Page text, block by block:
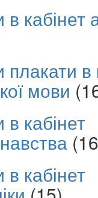
кабінет
в
мови
кабінет
кабінет